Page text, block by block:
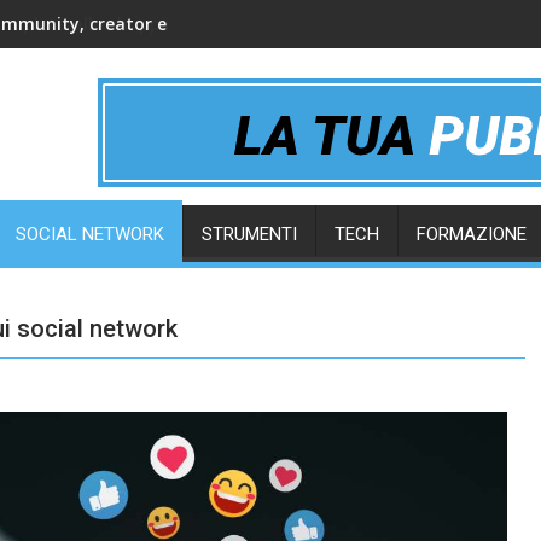
creator e gruppi online
SOCIAL NETWORK STRUMENTI TECH FORMAZIONE
social network